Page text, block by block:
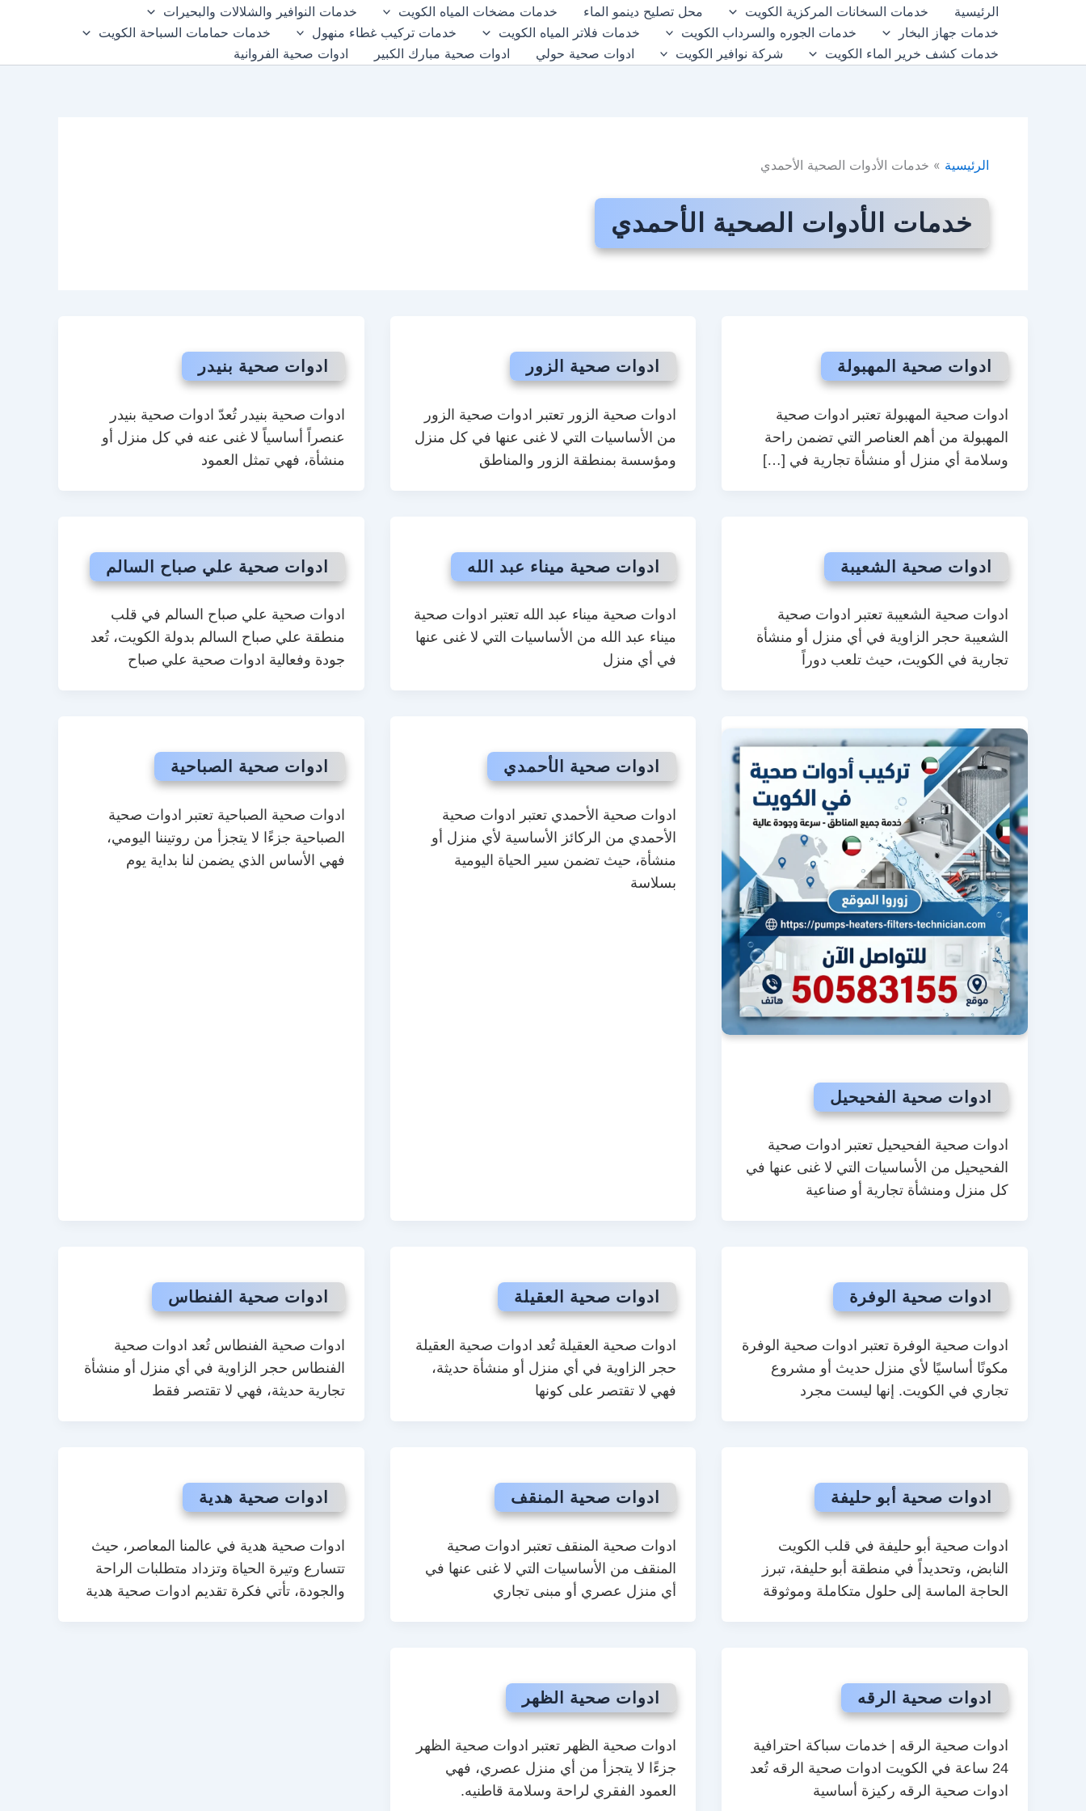
الرئيسية خدمات السخانات المركزية الكويت محل تصليح دينمو الماء خدمات مضخات المياه الكويت
خدمات النوافير والشلالات والبحيرات
خدمات جهاز البخار
خدمات الجوره والسرداب الكويت خدمات فلاتر المياه الكويت خدمات تركيب غطاء منهول
خدمات حمامات السباحة الكويت
خدمات كشف خرير الماء الكويت
شركة نوافير الكويت ادوات صحية حولي ادوات صحية مبارك الكبير ادوات صحية الفروانية
الرئيسية خدمات الأدوات الصحية الأحمدي
خدمات الأدوات الصحية الأحمدي
ادوات صحية المهبولة
ادوات صحية المهبولة تعتبر ادوات صحية
المهبولة من أهم العناصر التي تضمن راحة
وسلامة أي منزل أو منشأة تجارية في […]
ادوات صحية الزور
ادوات صحية الزور تعتبر ادوات صحية الزور
من الأساسيات التي لا غنى عنها في كل منزل
ومؤسسة بمنطقة الزور والمناطق
ادوات صحية بنيدر
ادوات صحية بنيدر تُعدّ ادوات صحية بنيدر
عنصراً أساسياً لا غنى عنه في كل منزل أو
منشأة، فهي تمثل العمود
ادوات صحية الشعيبة
ادوات صحية الشعيبة تعتبر ادوات صحية
الشعيبة حجر الزاوية في أي منزل أو منشأة
تجارية في الكويت، حيث تلعب دوراً
ادوات صحية ميناء عبد الله
ادوات صحية ميناء عبد الله تعتبر ادوات صحية
ميناء عبد الله من الأساسيات التي لا غنى عنها
في أي منزل
ادوات صحية علي صباح السالم
ادوات صحية علي صباح السالم في قلب
منطقة علي صباح السالم بدولة الكويت، تُعد
جودة وفعالية ادوات صحية علي صباح
ادوات صحية الفحيحيل
ادوات صحية الفحيحيل تعتبر ادوات صحية
الفحيحيل من الأساسيات التي لا غنى عنها في
كل منزل ومنشأة تجارية أو صناعية
ادوات صحية الأحمدي
ادوات صحية الأحمدي تعتبر ادوات صحية
الأحمدي من الركائز الأساسية لأي منزل أو
منشأة، حيث تضمن سير الحياة اليومية
بسلاسة
ادوات صحية الصباحية
ادوات صحية الصباحية تعتبر ادوات صحية
الصباحية جزءًا لا يتجزأ من روتيننا اليومي،
فهي الأساس الذي يضمن لنا بداية يوم
ادوات صحية الوفرة
ادوات صحية الوفرة تعتبر ادوات صحية الوفرة
مكونًا أساسيًا لأي منزل حديث أو مشروع
تجاري في الكويت. إنها ليست مجرد
ادوات صحية العقيلة
ادوات صحية العقيلة تُعد ادوات صحية العقيلة
حجر الزاوية في أي منزل أو منشأة حديثة،
فهي لا تقتصر على كونها
ادوات صحية الفنطاس
ادوات صحية الفنطاس تُعد ادوات صحية
الفنطاس حجر الزاوية في أي منزل أو منشأة
تجارية حديثة، فهي لا تقتصر فقط
ادوات صحية أبو حليفة
ادوات صحية أبو حليفة في قلب الكويت
النابض، وتحديداً في منطقة أبو حليفة، تبرز
الحاجة الماسة إلى حلول متكاملة وموثوقة
ادوات صحية المنقف
ادوات صحية المنقف تعتبر ادوات صحية
المنقف من الأساسيات التي لا غنى عنها في
أي منزل عصري أو مبنى تجاري
ادوات صحية هدية
ادوات صحية هدية في عالمنا المعاصر، حيث
تتسارع وتيرة الحياة وتزداد متطلبات الراحة
والجودة، تأتي فكرة تقديم ادوات صحية هدية
ادوات صحية الرقه
ادوات صحية الرقه | خدمات سباكة احترافية
24 ساعة في الكويت ادوات صحية الرقه تُعد
ادوات صحية الرقه ركيزة أساسية
ادوات صحية الظهر
ادوات صحية الظهر تعتبر ادوات صحية الظهر
جزءًا لا يتجزأ من أي منزل عصري، فهي
العمود الفقري لراحة وسلامة قاطنيه.